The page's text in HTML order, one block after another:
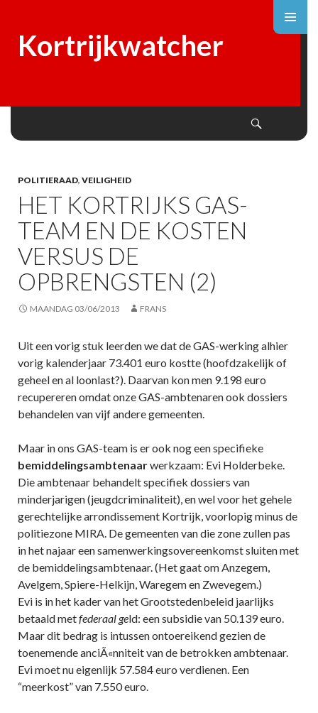
Kortrijkwatcher
POLITIERAAD, VEILIGHEID
HET KORTRIJKS GAS-
TEAM EN DE KOSTEN
VERSUS DE
OPBRENGSTEN (2)
MAANDAG 03/06/2013 FRANS
Uit een vorig stuk leerden we dat de GAS-werking alhier
vorig kalenderjaar 73.401 euro kostte (hoofdzakelijk of
geheel en al loonlast?). Daarvan kon men 9.198 euro
recupereren omdat onze GAS-ambtenaren ook dossiers
behandelen van vijf andere gemeenten.
Maar in ons GAS-team is er ook nog een specifieke
bemiddelingsambtenaarwerkzaam: Evi Holderbeke.
Die ambtenaar behandelt specifiek dossiers van
minderjarigen (jeugdcriminaliteit), en wel voor het gehele
gerechtelijke arrondissement Kortrijk, voorlopig minus de
politiezone MIRA. De gemeenten van die zone zullen pas
in het najaar een samenwerkingsovereenkomst sluiten met
de bemiddelingsambtenaar. (Het gaat om Anzegem,
Avelgem, Spiere-Helkijn, Waregem en Zwevegem.)
Evi is in het kader van het Grootstedenbeleid jaarlijks
betaald metfederaal geld: een subsidie van 50.139 euro.
Maar dit bedrag is intussen ontoereikend gezien de
toenemende anciÃ«nniteit van de betrokken ambtenaar.
Evi moet nu eigenlijk 57.584 euro verdienen. Een
“meerkost” van 7.550 euro.